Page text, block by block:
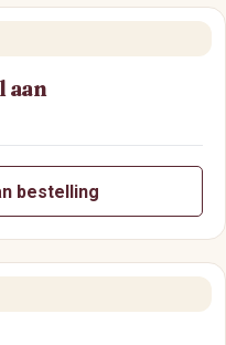
aan
bestelling